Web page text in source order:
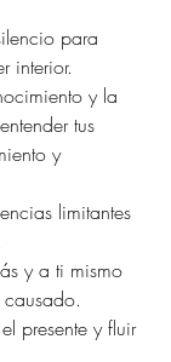
para
interior.
y la
tus
y
limitantes
y a ti mismo
presente y fluir